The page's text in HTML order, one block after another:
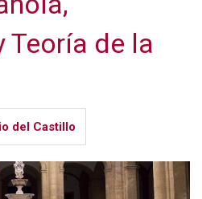
Teoría de la
del Castillo